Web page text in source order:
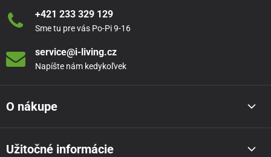
+421 233 329 129
Sme tu pre vás Po-Pi 9-16
service@i-living.cz
Napíšte nám kedykoľvek
O nákupe
Užitočné informácie